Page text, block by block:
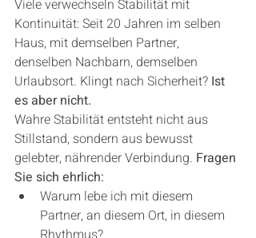
Viele verwechseln Stabilität mit
Kontinuität: Seit 20 Jahren im selben
Haus, mit demselben Partner,
denselben Nachbarn, demselben
Urlaubsort. Klingt nach Sicherheit? Ist
es aber nicht.
Wahre Stabilität entsteht nicht aus
Stillstand, sondern aus bewusst
gelebter, nährender Verbindung. Fragen
Sie sich ehrlich:
Warum lebe ich mit diesem
Partner, an diesem Ort, in diesem